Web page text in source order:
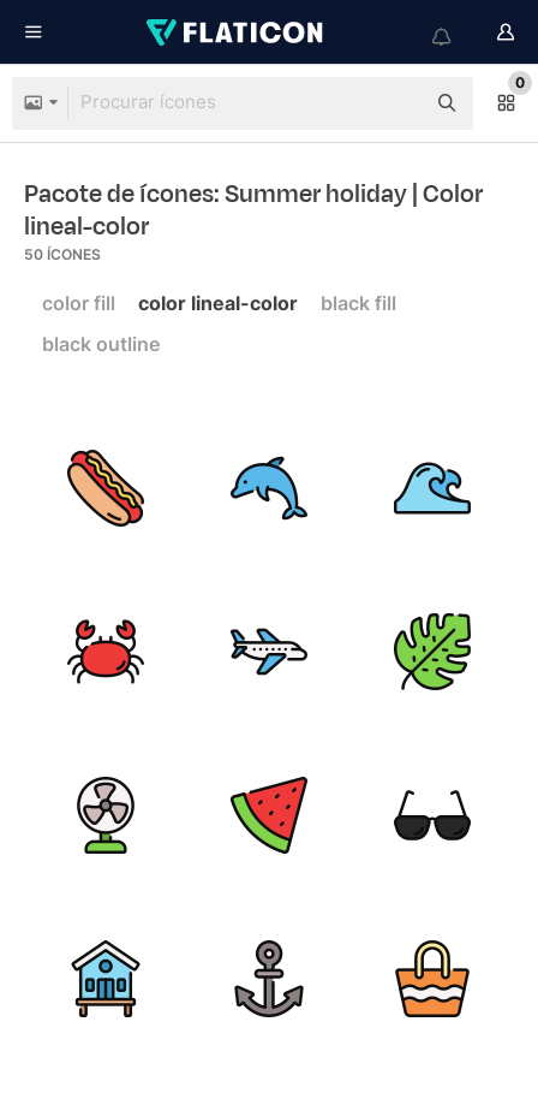
0
Pacote de ícones: Summer holiday| Color
lineal-color
50 ÍCONES
color fill color lineal-color
black fill
black outline